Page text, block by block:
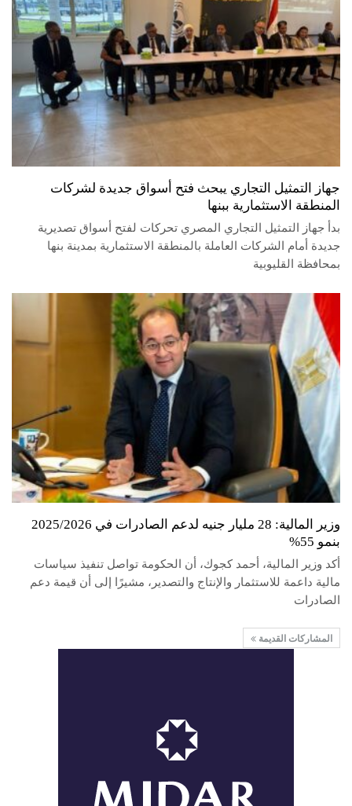
جهاز التمثيل التجاري يبحث فتح أسواق جديدة لشركات
المنطقة الاستثمارية ببنها
بدأ جهاز التمثيل التجاري المصري تحركات لفتح أسواق تصديرية
جديدة أمام الشركات العاملة بالمنطقة الاستثمارية بمدينة بنها
بمحافظة القليوبية
وزير المالية: 28 مليار جنيه لدعم الصادرات في 2025/2026
بنمو 55%
أكد وزير المالية، أحمد كجوك، أن الحكومة تواصل تنفيذ سياسات
مالية داعمة للاستثمار والإنتاج والتصدير، مشيرًا إلى أن قيمة دعم
الصادرات
المشاركات القديمة